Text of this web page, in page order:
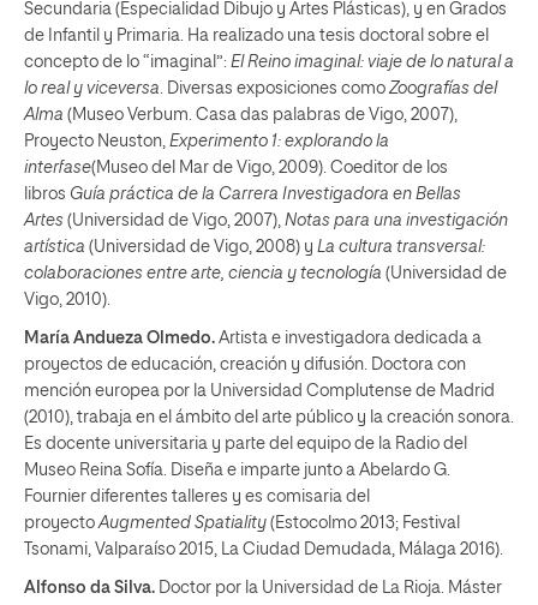
Secundaria (Especialidad Dibujo y Artes Plásticas), y en Grados
de Infantil y Primaria. Ha realizado una tesis doctoral sobre el
concepto de lo “imaginal”: El Reino imaginal: viaje de lo natural a
lo real y viceversa. Diversas exposiciones comoZoografías del
Alma (Museo Verbum. Casa das palabras de Vigo, 2007),
Proyecto Neuston, Experimento 1: explorando la
interfase(Museo del Mar de Vigo, 2009). Coeditor de los
libros Guía práctica de la Carrera Investigadora en Bellas
Artes (Universidad de Vigo, 2007), Notas para una investigación
artística (Universidad de Vigo, 2008) y La cultura transversal:
colaboraciones entre arte, ciencia y tecnología (Universidad de
Vigo, 2010).
María Andueza Olmedo. Artista e investigadora dedicada a
proyectos de educación, creación y difusión. Doctora con
mención europea por la Universidad Complutense de Madrid
(2010), trabaja en el ámbito del arte público y la creación sonora.
Es docente universitaria y parte del equipo de la Radio del
Museo Reina Sofía. Diseña e imparte junto a Abelardo G.
Fournier diferentes talleres y es comisaria del
proyectoAugmented Spatiality (Estocolmo 2013; Festival
Tsonami, Valparaíso 2015, La Ciudad Demudada, Málaga 2016).
Alfonso da Silva. Doctor por la Universidad de La Rioja. Máster